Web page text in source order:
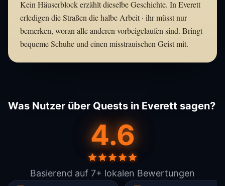
Kein Häuserblock erzählt dieselbe Geschichte. In Everett
erledigen die Straßen die halbe Arbeit · ihr müsst nur
bemerken, woran alle anderen vorbeigelaufen sind. Bringt
bequeme Schuhe und einen misstrauischen Geist mit.
Was Nutzer über Quests in Everett sagen?
4.6
Basierend auf 7+ lokalen Bewertungen